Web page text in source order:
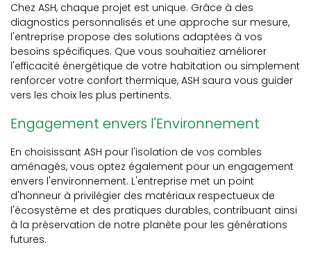
Chez ASH, chaque projet est unique. Grâce à des
diagnostics personnalisés et une approche sur mesure,
l'entreprise propose des solutions adaptées à vos
besoins spécifiques. Que vous souhaitiez améliorer
l'efficacité énergétique de votre habitation ou simplement
renforcer votre confort thermique, ASH saura vous guider
vers les choix les plus pertinents.
Engagement envers l'Environnement
En choisissant ASH pour l'isolation de vos combles
aménagés, vous optez également pour un engagement
envers l'environnement. L'entreprise met un point
d'honneur à privilégier des matériaux respectueux de
l'écosystème et des pratiques durables, contribuant ainsi
à la préservation de notre planète pour les générations
futures.